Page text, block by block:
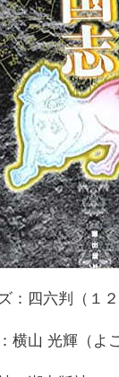
：四六判（１
横山 光輝（よ